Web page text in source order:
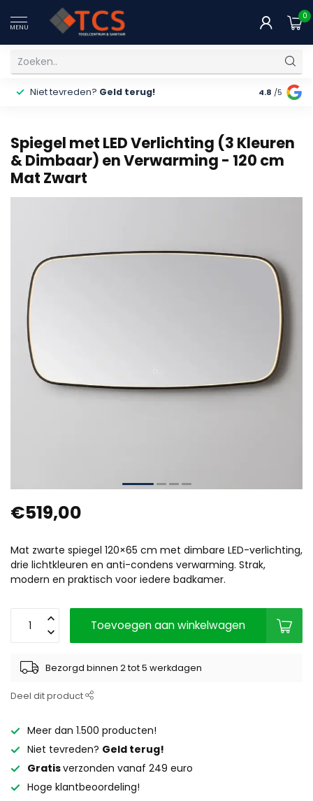
MENU
0
Niet tevreden? Geld terug! Gratis
4.8 /5
Spiegel met LED Verlichting (3 Kleuren
& Dimbaar) en Verwarming - 120 cm
Mat Zwart
€519,00
Mat zwarte spiegel 120×65 cm met dimbare LED-verlichting,
drie lichtkleuren en anti-condens verwarming. Strak,
modern en praktisch voor iedere badkamer.
Toevoegen aan winkelwagen
Bezorgd binnen 2 tot 5 werkdagen
Deel dit product
Meer dan 1.500 producten!
Niet tevreden? Geld terug!
Gratisverzonden vanaf 249 euro
Hoge klantbeoordeling!